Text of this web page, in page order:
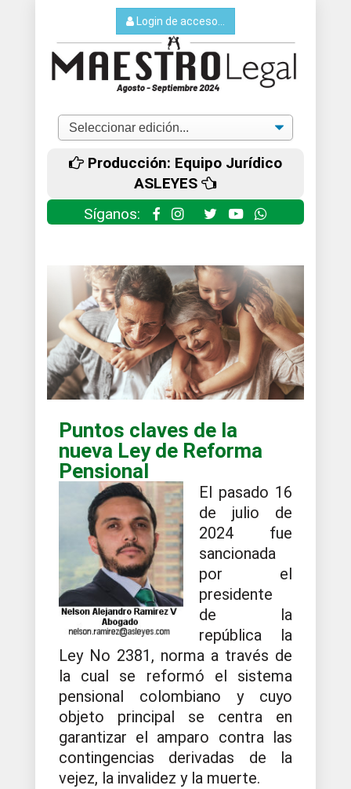
Login de acceso...
Producción: Equipo Jurídico
ASLEYES
Síganos:
Puntos claves de la
nueva Ley de Reforma
Pensional
El pasado 16
de julio de
2024 fue
sancionada
por el
presidente
de la
república la
Ley No 2381, norma a través de
la cual se reformó el sistema
pensional colombiano y cuyo
objeto principal se centra en
garantizar el amparo contra las
contingencias derivadas de la
vejez, la invalidez y la muerte.